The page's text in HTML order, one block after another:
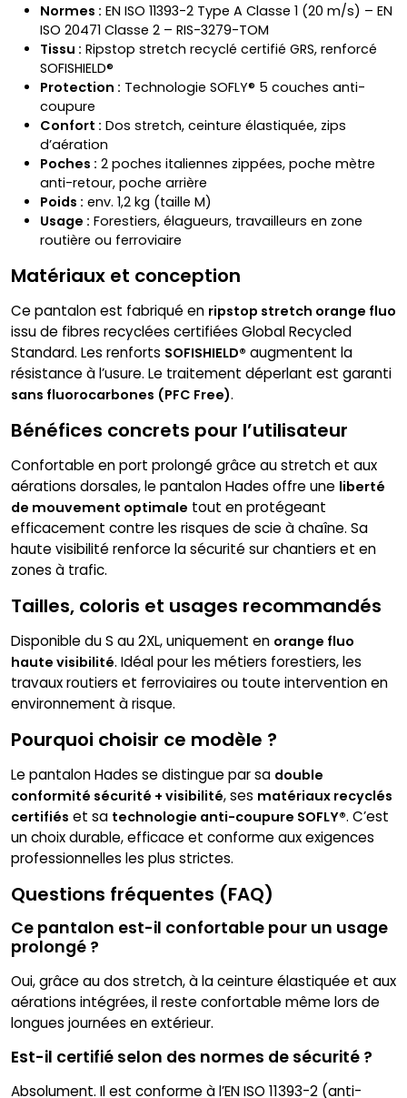
Normes : EN ISO 11393-2 Type A Classe 1 (20 m/s) – EN
ISO 20471 Classe 2 – RIS-3279-TOM
Tissu : Ripstop stretch recyclé certifié GRS, renforcé
SOFISHIELD®
Protection : Technologie SOFLY® 5 couches anti-
coupure
Confort : Dos stretch, ceinture élastiquée, zips
d’aération
Poches : 2 poches italiennes zippées, poche mètre
anti-retour, poche arrière
Poids : env. 1,2 kg (taille M)
Usage : Forestiers, élagueurs, travailleurs en zone
routière ou ferroviaire
Matériaux et conception
Ce pantalon est fabriqué en ripstop stretch orange fluo
issu de fibres recyclées certifiées Global Recycled
Standard. Les renforts SOFISHIELD® augmentent la
résistance à l’usure. Le traitement déperlant est garanti
sans fluorocarbones (PFC Free).
Bénéfices concrets pour l’utilisateur
Confortable en port prolongé grâce au stretch et aux
aérations dorsales, le pantalon Hades offre une liberté
de mouvement optimale tout en protégeant
efficacement contre les risques de scie à chaîne. Sa
haute visibilité renforce la sécurité sur chantiers et en
zones à trafic.
Tailles, coloris et usages recommandés
Disponible du S au 2XL, uniquement en orange fluo
haute visibilité. Idéal pour les métiers forestiers, les
travaux routiers et ferroviaires ou toute intervention en
environnement à risque.
Pourquoi choisir ce modèle ?
Le pantalon Hades se distingue par sa double
conformité sécurité + visibilité, ses matériaux recyclés
certifiés et sa technologie anti-coupure SOFLY®. C’est
un choix durable, efficace et conforme aux exigences
professionnelles les plus strictes.
Questions fréquentes (FAQ)
Ce pantalon est-il confortable pour un usage
prolongé ?
Oui, grâce au dos stretch, à la ceinture élastiquée et aux
aérations intégrées, il reste confortable même lors de
longues journées en extérieur.
Est-il certifié selon des normes de sécurité ?
Absolument. Il est conforme à l’EN ISO 11393-2 (anti-